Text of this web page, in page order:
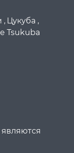
, Цукуба ,
Tsukuba